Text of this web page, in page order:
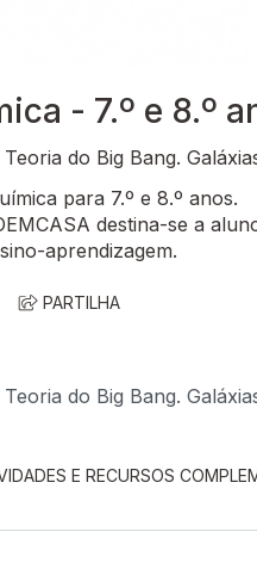
- 7.º e 8.º
do Big Bang.
para 7.º e 8.º anos.
destina-se a
aprendizagem.
PARTILHA
do Big Bang.
E RECURSOS